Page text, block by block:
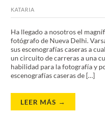
KATARIA
Ha llegado a nosotros el
fotógrafo de Nueva Delhi.
sus escenografías caseras a
un circuito de carreras a una
habilidad para la fotografía y
escenografías caseras de […]
LEER MÁS →